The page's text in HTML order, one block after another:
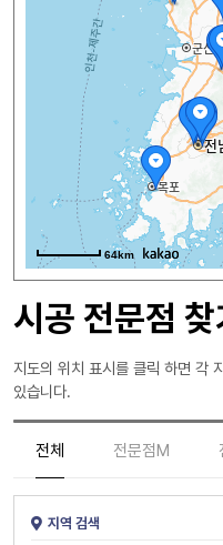
64km
시공 전문점 찾
지도의 위치 표시를 클릭 하면 각
있습니다.
전체 전문점M
지역 검색